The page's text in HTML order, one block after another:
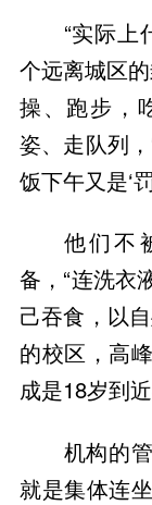
“实际上
个远离城区
操、跑步，
姿、走队列
饭下午又是‘罚
他们不
备，“连洗衣
己吞食，以
的校区，高
成是18岁到
机构的
就是集体连